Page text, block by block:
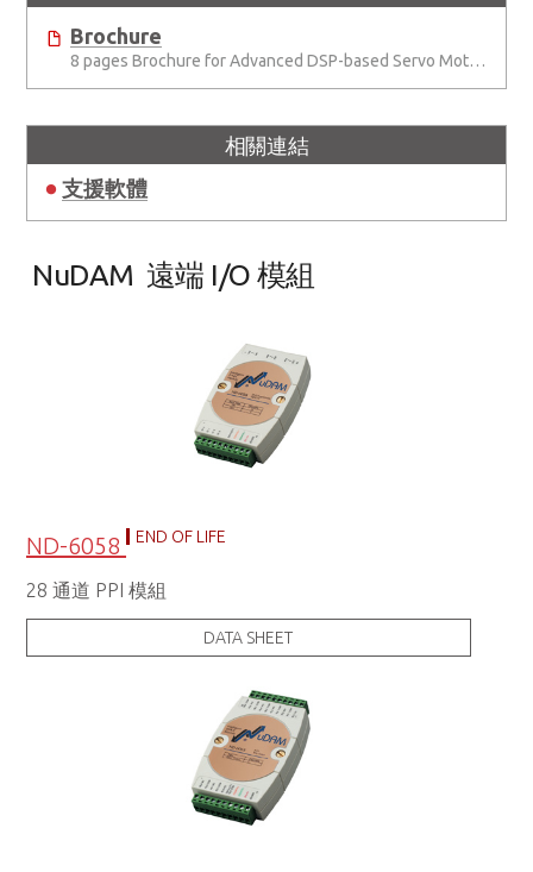
Brochure
8 pages Brochure for Advanced DSP-based Servo Motion Controller:S141
相關連結
支援軟體
NuDAM 遠端 I/O 模組
ND-6058 END OF LIFE
28 通道 PPI 模組
DATA SHEET